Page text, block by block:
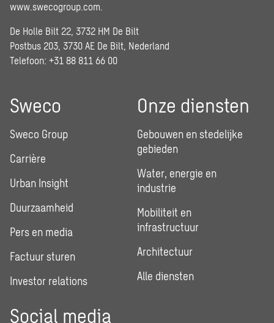
www.swecogroup.com
De Holle Bilt 22, 3732 HM De Bilt
Postbus 203, 3730 AE De Bilt, Nederland
Telefoon: +31 88 811 66 00
Sweco
Sweco Group
Carrière
Urban Insight
Duurzaamheid
Pers en media
Factuur sturen
Investor relations
Onze diensten
Gebouwen en stedelijke
gebieden
Water, energie en
industrie
Mobiliteit en
infrastructuur
Architectuur
Alle diensten
Social media